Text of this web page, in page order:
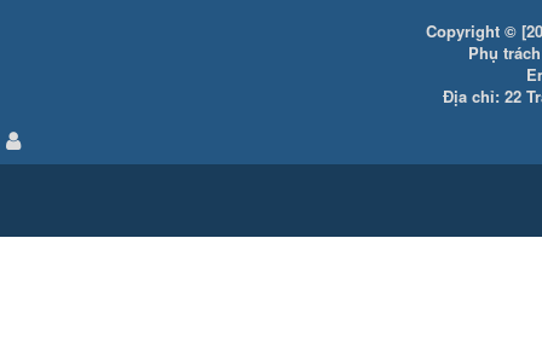
Copyright ©
Phụ
Địa chỉ: 22